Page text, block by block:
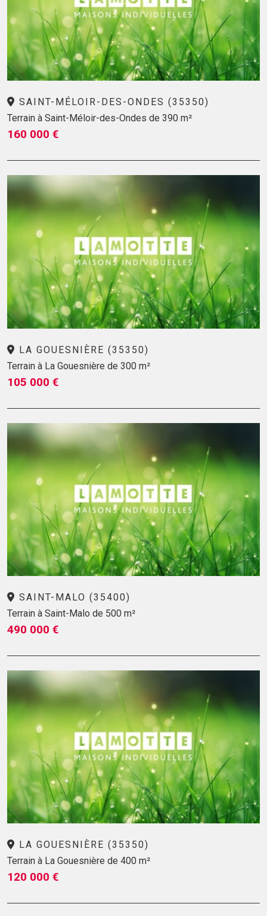
SAINT-MÉLOIR-DES-ONDES (35350)
Terrain à Saint-Méloir-des-Ondes de 390 m²
160 000 €
LA GOUESNIÈRE (35350)
Terrain à La Gouesnière de 300 m²
105 000 €
SAINT-MALO (35400)
Terrain à Saint-Malo de 500 m²
490 000 €
LA GOUESNIÈRE (35350)
Terrain à La Gouesnière de 400 m²
120 000 €